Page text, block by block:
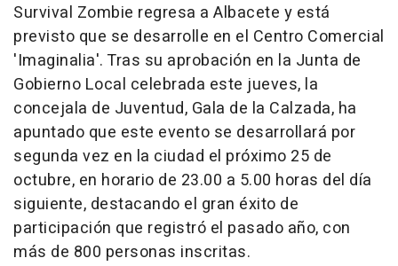
Survival Zombie regresa a Albacete y está
previsto que se desarrolle en el Centro Comercial
'Imaginalia'. Tras su aprobación en la Junta de
Gobierno Local celebrada este jueves, la
concejala de Juventud, Gala de la Calzada, ha
apuntado que este evento se desarrollará por
segunda vez en la ciudad el próximo 25 de
octubre, en horario de 23.00 a 5.00 horas del día
siguiente, destacando el gran éxito de
participación que registró el pasado año, con
más de 800 personas inscritas.